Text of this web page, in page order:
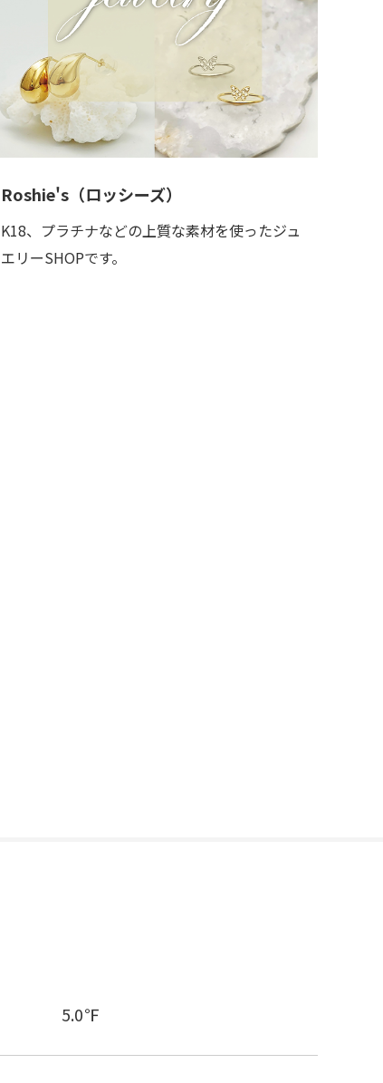
Roshie's（ロッシーズ）
K18、プラチナなどの上質な素材を使ったジュ
エリーSHOPです。
5.0℉